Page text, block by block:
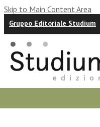
Skip to Main Content Area
Gruppo Editoriale Studium